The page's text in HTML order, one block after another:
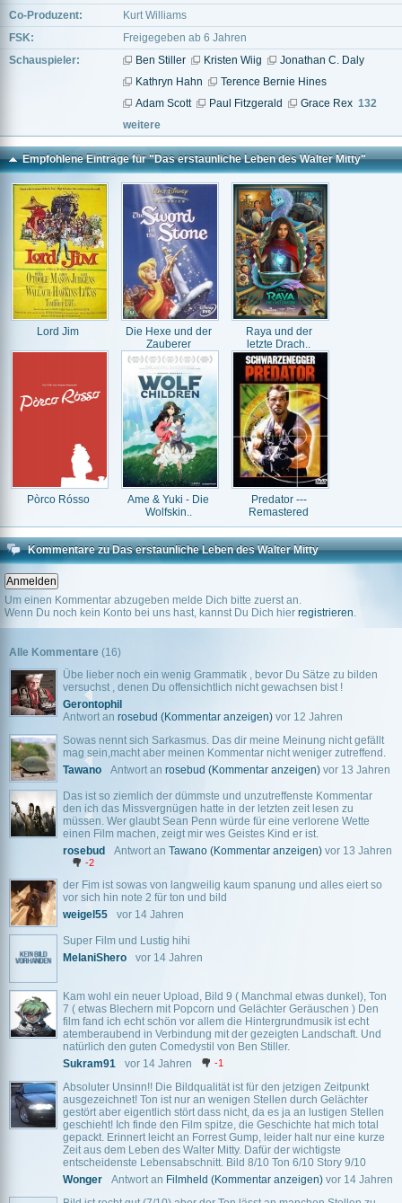
Co-Produzent:
Kurt Williams
FSK:
Freigegeben ab 6 Jahren
Schauspieler:
Ben Stiller Kristen Wiig
Jonathan C. Daly
Kathryn Hahn
Terence Bernie Hines
Adam Scott
Paul Fitzgerald Grace Rex 132
weitere
Empfohlene Einträge für "Das erstaunliche Leben des Walter Mitty"
Lord Jim
Die Hexe und der
Zauberer
Raya und der
letzte Drach..
Pòrco Rósso
Ame & Yuki - Die
Wolfskin..
Predator ---
Remastered
Kommentare zu Das erstaunliche Leben des Walter Mitty
Um einen Kommentar abzugeben melde Dich bitte zuerst an.
Wenn Du noch kein Konto bei uns hast, kannst Du Dich hier registrieren.
Alle Kommentare (16)
Übe lieber noch ein wenig Grammatik , bevor Du Sätze zu bilden
versuchst , denen Du offensichtlich nicht gewachsen bist !
Gerontophil
Antwort an rosebud (Kommentar anzeigen) vor 12 Jahren
Sowas nennt sich Sarkasmus. Das dir meine Meinung nicht gefällt
mag sein,macht aber meinen Kommentar nicht weniger zutreffend.
Tawano
Antwort an rosebud (Kommentar anzeigen) vor 13 Jahren
Das ist so ziemlich der dümmste und unzutreffenste Kommentar
den ich das Missvergnügen hatte in der letzten zeit lesen zu
müssen. Wer glaubt Sean Penn würde für eine verlorene Wette
einen Film machen, zeigt mir wes Geistes Kind er ist.
rosebud
Antwort an Tawano (Kommentar anzeigen) vor 13 Jahren
-2
der Fim ist sowas von langweilig kaum spanung und alles eiert so
vor sich hin note 2 für ton und bild
weigel55
vor 14 Jahren
Super Film und Lustig hihi
MelaniShero
vor 14 Jahren
Kam wohl ein neuer Upload, Bild 9 ( Manchmal etwas dunkel), Ton
7 ( etwas Blechern mit Popcorn und Gelächter Geräuschen ) Den
film fand ich echt schön vor allem die Hintergrundmusik ist echt
atemberaubend in Verbindung mit der gezeigten Landschaft. Und
natürlich den guten Comedystil von Ben Stiller.
Sukram91
vor 14 Jahren -1
Absoluter Unsinn!! Die Bildqualität ist für den jetzigen Zeitpunkt
ausgezeichnet! Ton ist nur an wenigen Stellen durch Gelächter
gestört aber eigentlich stört dass nicht, da es ja an lustigen Stellen
geschieht! Ich finde den Film spitze, die Geschichte hat mich total
gepackt. Erinnert leicht an Forrest Gump, leider halt nur eine kurze
Zeit aus dem Leben des Walter Mitty. Dafür der wichtigste
entscheidenste Lebensabschnitt. Bild 8/10 Ton 6/10 Story 9/10
Wonger
Antwort an Filmheld (Kommentar anzeigen) vor 14 Jahren